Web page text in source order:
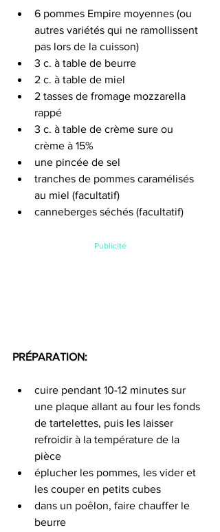
6 pommes Empire moyennes (ou
autres variétés qui ne ramollissent
pas lors de la cuisson)
3 c. à table de beurre
2 c. à table de miel
2 tasses de fromage mozzarella
rappé
3 c. à table de crème sure ou
crème à 15%
une pincée de sel
tranches de pommes caramélisés
au miel (facultatif)
canneberges séchés (facultatif)
Publicité
PRÉPARATION:
cuire pendant 10-12 minutes sur
une plaque allant au four les fonds
de tartelettes, puis les laisser
refroidir à la température de la
pièce
éplucher les pommes, les vider et
les couper en petits cubes
dans un poêlon, faire chauffer le
beurre